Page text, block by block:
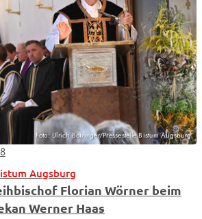
Foto: Ulrich Bobinger/Pressestelle Bistum Augsburg
Augsburg
Florian Wörner beim
Werner Haas